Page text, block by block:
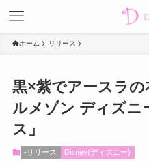
ホーム -リリース
黒×紫でアースラ
ルメゾン ディズニ
ス」
-リリース Disney(ディズニー)